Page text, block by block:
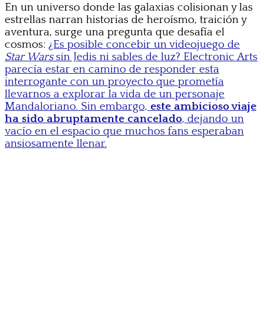
En un universo donde las galaxias colisionan y las
estrellas narran historias de heroísmo, traición y
aventura, surge una pregunta que desafía el
cosmos: ¿Es posible concebir un videojuego de
Star Warssin Jedis ni sables de luz? Electronic Arts
parecía estar en camino de responder esta
interrogante con un proyecto que prometía
llevarnos a explorar la vida de un personaje
Mandaloriano. Sin embargo, este ambicioso viaje
ha sido abruptamente cancelado, dejando un
vacío en el espacio que muchos fans esperaban
ansiosamente llenar.